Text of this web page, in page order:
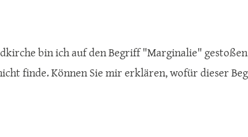
bin ich auf den Begriff "Marginalie"
finde. Können Sie mir erklären, wofür dieser